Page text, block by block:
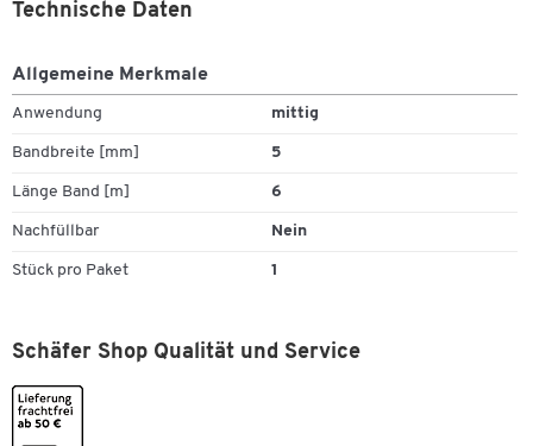
Technische Daten
Allgemeine Merkmale
Anwendung mittig
Bandbreite [mm] 5
Länge Band [m] 6
Nachfüllbar Nein
Stück pro Paket 1
Schäfer Shop Qualität und Service